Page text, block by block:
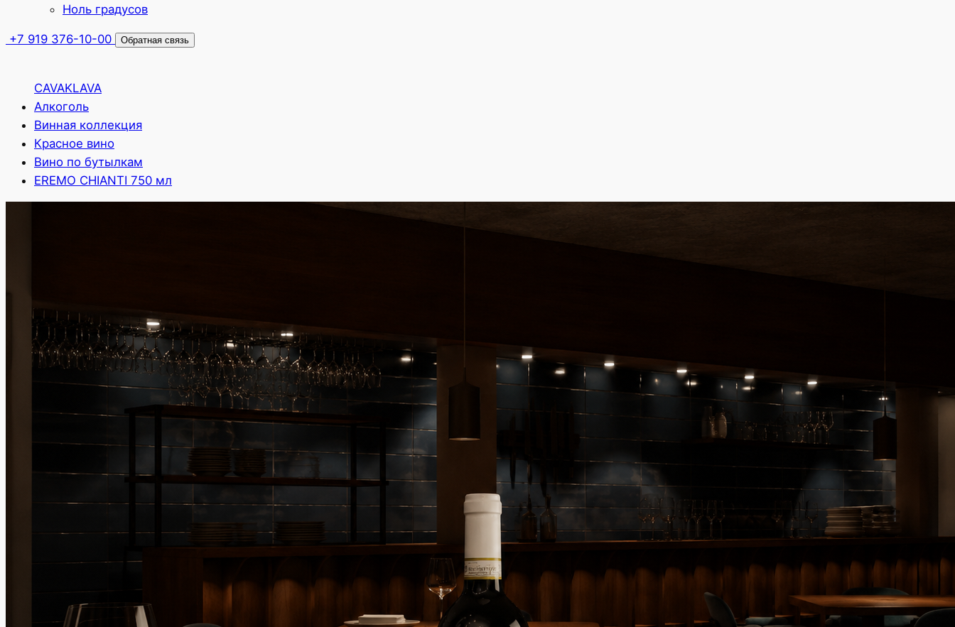
Ноль градусов
+7 919 376-10-00 Обратная связь
CAVAKLAVA
Алкоголь
Винная коллекция
Красное вино
Вино по бутылкам
EREMO CHIANTI 750 мл